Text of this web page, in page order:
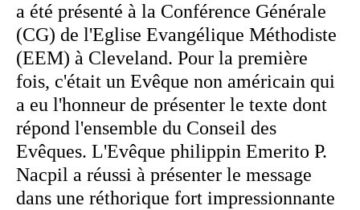
a été présenté à la Conférence Générale
(CG) de l'Eglise Evangélique Méthodiste
(EEM) à Cleveland. Pour la première
fois, c'était un Evêque non américain qui
a eu l'honneur de présenter le texte dont
répond l'ensemble du Conseil des
Evêques. L'Evêque philippin Emerito P.
Nacpil a réussi à présenter le message
dans une réthorique fort impressionnante